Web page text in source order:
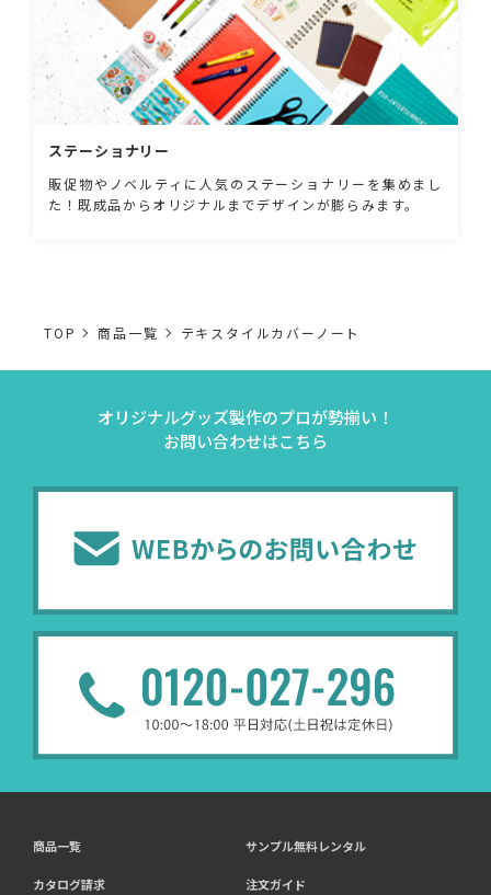
ステーショナリー
販促物やノベルティに人気のステーショナリーを集めまし
た！既成品からオリジナルまでデザインが膨らみます。
TOP 商品一覧 テキスタイルカバーノート
オリジナルグッズ製作のプロが勢揃い！
お問い合わせはこちら
商品一覧 サンプル無料レンタル
カタログ請求 注文ガイド